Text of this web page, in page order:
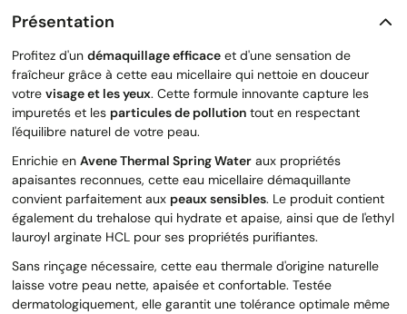
Présentation
Profitez d'un démaquillage efficace et d'une sensation de
fraîcheur grâce à cette eau micellaire qui nettoie en douceur
votre visage et les yeux. Cette formule innovante capture les
impuretés et les particules de pollution tout en respectant
l'équilibre naturel de votre peau.
Enrichie en Avene Thermal Spring Water aux propriétés
apaisantes reconnues, cette eau micellaire démaquillante
convient parfaitement aux peaux sensibles. Le produit contient
également du trehalose qui hydrate et apaise, ainsi que de l'ethyl
lauroyl arginate HCL pour ses propriétés purifiantes.
Sans rinçage nécessaire, cette eau thermale d'origine naturelle
laisse votre peau nette, apaisée et confortable. Testée
dermatologiquement, elle garantit une tolérance optimale même